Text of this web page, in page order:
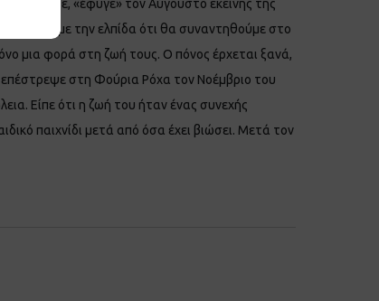
κατάφερε, «έφυγε» τον Αύγουστο εκείνης της
μας με την ελπίδα ότι θα συναντηθούμε στο
μια φορά στη ζωή τους. Ο πόνος έρχεται ξανά,
επέστρεψε στη Φούρια Ρόχα τον Νοέμβριο του
Είπε ότι η ζωή του ήταν ένας συνεχής
παιχνίδι μετά από όσα έχει βιώσει. Μετά τον